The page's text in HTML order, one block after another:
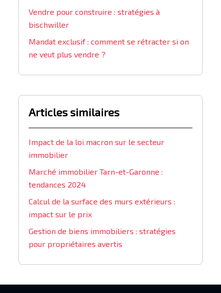
Vendre pour construire : stratégies à
bischwiller
Mandat exclusif : comment se rétracter si on
ne veut plus vendre ?
Articles similaires
Impact de la loi macron sur le secteur
immobilier
Marché immobilier Tarn-et-Garonne :
tendances 2024
Calcul de la surface des murs extérieurs :
impact sur le prix
Gestion de biens immobiliers : stratégies
pour propriétaires avertis